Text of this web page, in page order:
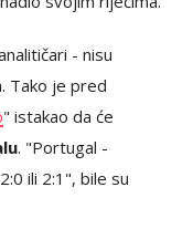
- nisu
Tako je pred
" istakao da će
. "Portugal -
ili 2:1", bile su